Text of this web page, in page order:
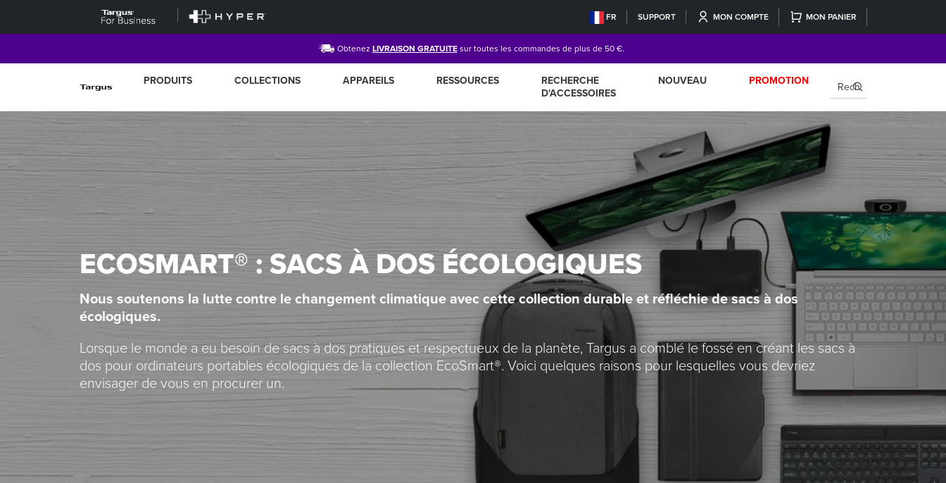
FR SUPPORT MON COMPTE MON PANIER
Obtenez LIVRAISON GRATUITE sur toutes les commandes de plus de 50 €.
PRODUITS COLLECTIONS APPAREILS RESSOURCES
RECHERCHE
D'ACCESSOIRES
NOUVEAU PROMOTION
×
ECOSMART® : SACS À DOS ÉCOLOGIQUES
Nous soutenons la lutte contre le changement climatique avec cette collection durable et réfléchie de sacs à dos
écologiques.
Lorsque le monde a eu besoin de sacs à dos pratiques et respectueux de la planète, Targus a comblé le fossé en créant les sacs à
dos pour ordinateurs portables écologiques de la collection EcoSmart®. Voici quelques raisons pour lesquelles vous devriez
envisager de vous en procurer un.